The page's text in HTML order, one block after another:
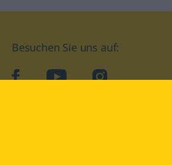
Besuchen Sie uns auf:
facebookYouTube Instagram